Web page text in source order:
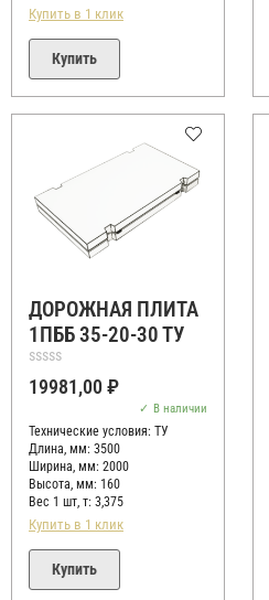
Купить в 1 клик
Купить
ДОРОЖНАЯ ПЛИТА
1ПББ 35-20-30 ТУ
Оценка
0
19981,00₽
В наличии
Технические условия: ТУ
Длина, мм: 3500
Ширина, мм: 2000
Высота, мм: 160
Вес 1 шт, т: 3,375
Купить в 1 клик
Купить